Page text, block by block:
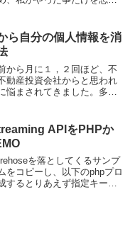
上記の...
ら自分の個人情報を消
から月に１，２回ほど、不
動産投資会社からと思われ
悩まされてきました。多く
スマホを弄っていたら電話
て出る事ができ...
APIをPHPか
を落としてくるサンプ
をコピーし、以下のphpプロ
するとりあえず指定キーワ